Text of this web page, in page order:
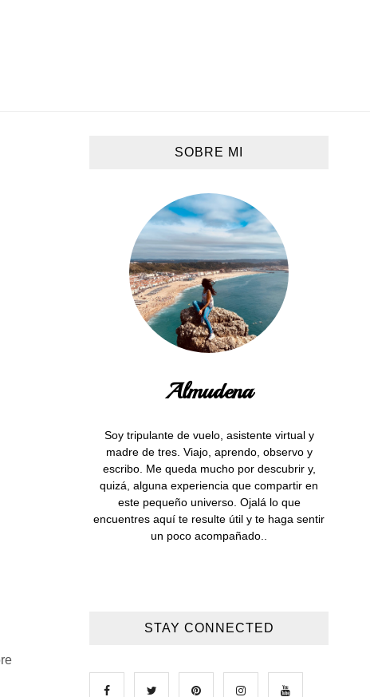
SOBRE MI
Almudena
Soy tripulante de vuelo, asistente virtual y
madre de tres. Viajo, aprendo, observo y
escribo. Me queda mucho por descubrir y,
quizá, alguna experiencia que compartir en
este pequeño universo. Ojalá lo que
encuentres aquí te resulte útil y te haga sentir
un poco acompañado..
STAY CONNECTED